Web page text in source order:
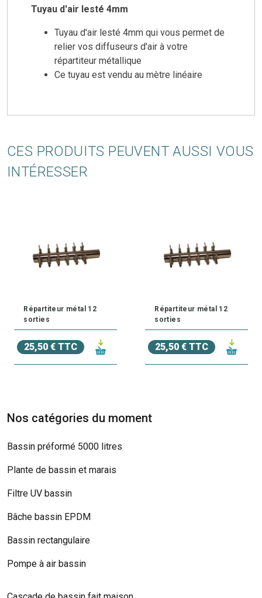
Tuyau d'air lesté 4mm
Tuyau d'air lesté 4mm qui vous permet de
relier vos diffuseurs d'air à votre
répartiteur métallique
Ce tuyau est vendu au mètre linéaire
CES PRODUITS PEUVENT AUSSI VOUS
INTÉRESSER
Répartiteur métal 12
sorties
25,50 € TTC
Répartiteur métal 12
sorties
25,50 € TTC
Nos catégories du moment
Bassin préformé 5000 litres
Plante de bassin et marais
Filtre UV bassin
Bâche bassin EPDM
Bassin rectangulaire
Pompe à air bassin